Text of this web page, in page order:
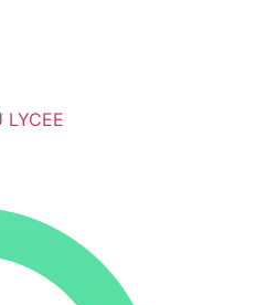
LYCEE